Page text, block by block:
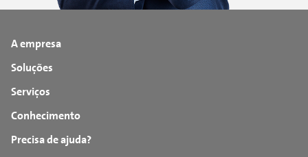
A empresa
Soluções
Serviços
Conhecimento
Precisa de ajuda?